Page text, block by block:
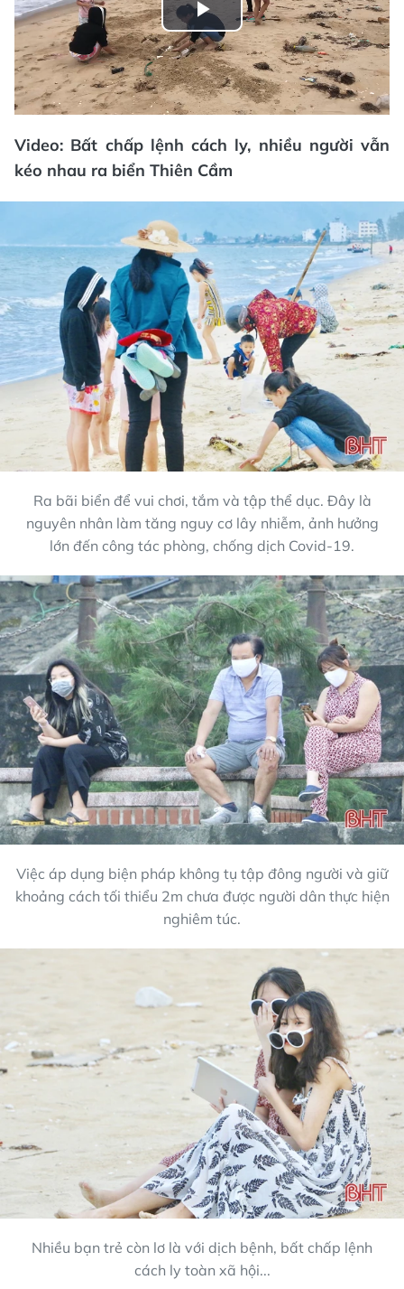
Play
Video
Video: Bất chấp lệnh cách ly, nhiều người vẫn
kéo nhau ra biển Thiên Cầm
Ra bãi biển để vui chơi, tắm và tập thể dục. Đây là
nguyên nhân làm tăng nguy cơ lây nhiễm, ảnh hưởng
lớn đến công tác phòng, chống dịch Covid-19.
Việc áp dụng biện pháp không tụ tập đông người và giữ
khoảng cách tối thiểu 2m chưa được người dân thực hiện
nghiêm túc.
Nhiều bạn trẻ còn lơ là với dịch bệnh, bất chấp lệnh
cách ly toàn xã hội...